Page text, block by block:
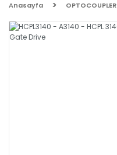
Anasayfa OPTOCOUPLER